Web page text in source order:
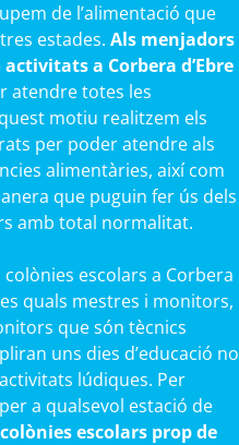
de l’alimentació que
estades. Als menjadors
a Corbera d’Ebre
atendre totes les
motiu realitzem els
per poder atendre als
alimentàries, així com
que puguin fer ús dels
amb total normalitat.
escolars a Corbera
quals mestres i monitors,
que són tècnics
uns dies d’educació no
lúdiques. Per
a qualsevol estació de
escolars prop de